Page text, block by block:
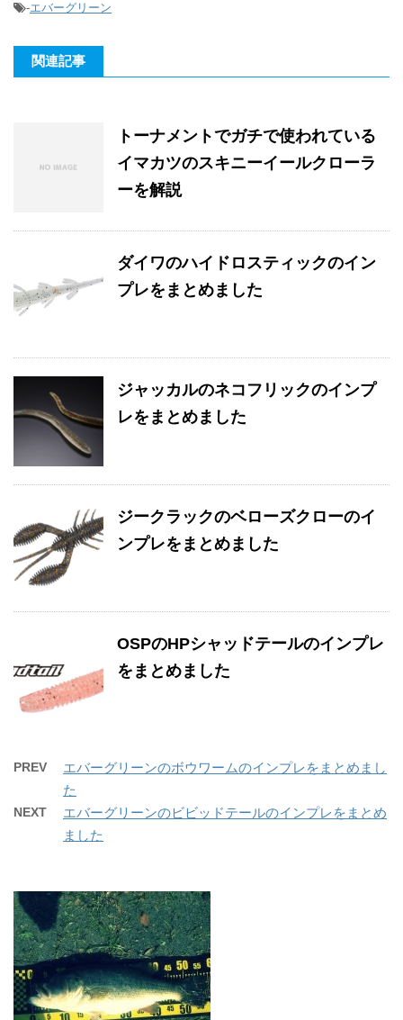
-エバーグリーン
関連記事
トーナメントでガチで使われている
イマカツのスキニーイールクローラ
ーを解説
ダイワのハイドロスティックのイン
プレをまとめました
ジャッカルのネコフリックのインプ
レをまとめました
ジークラックのベローズクローのイ
ンプレをまとめました
OSPのHPシャッドテールのインプレ
をまとめました
PREV
エバーグリーンのボウワームのインプレをまとめまし
た
NEXT
エバーグリーンのビビッドテールのインプレをまとめ
ました